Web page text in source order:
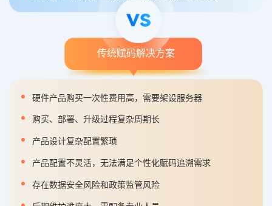
传统赋码解决方案
硬件产品购买一次性费用高，需要架设服务器
购买、部署、升级过程复杂周期长
产品设计复杂配置繁琐
产品配置不灵活，无法满足个性化赋码追溯需求
存在数据安全风险和政策监管风险